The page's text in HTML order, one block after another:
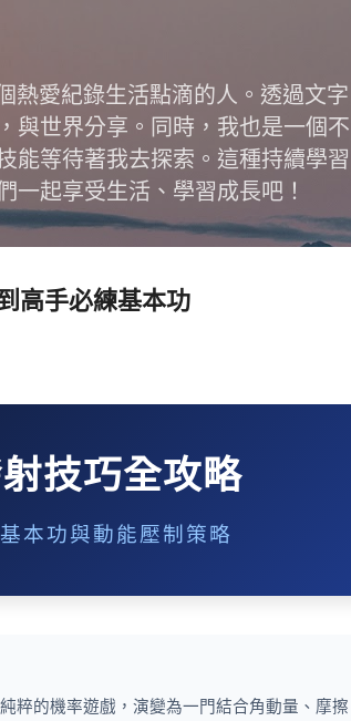
熱愛紀錄生活點滴的人。透過文
與世界分享。同時，我也是一個
能等待著我去探索。這種持續學
一起享受生活、學習成長吧！
高手必練基本功
技巧全攻略
本功與動能壓制策略
粹的機率遊戲，演變為一門結合角動量、摩擦